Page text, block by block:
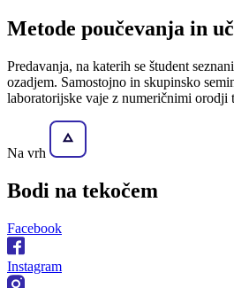
Metode poučevanja in
Predavanja, na katerih se študent
ozadjem. Samostojno in skupinsko
laboratorijske vaje z numeričnimi orodji
Na vrh
Bodi na tekočem
Facebook
Instagram